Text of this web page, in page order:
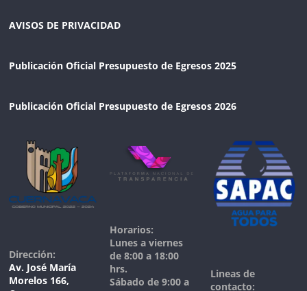
AVISOS DE PRIVACIDAD
Publicación Oficial Presupuesto de Egresos 2025
Publicación Oficial Presupuesto de Egresos 2026
Dirección:
Av. José María
Morelos 166,
Horarios:
Lunes a viernes
de 8:00 a 18:00
hrs.
Sábado de 9:00 a
Lineas de
contacto: